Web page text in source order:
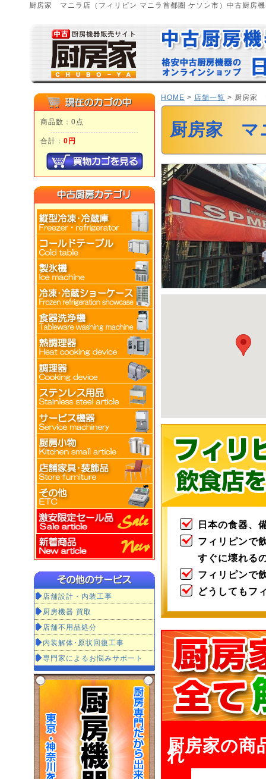
厨房家 マニラ店（フィリピン マニラ首都圏 ケソン市）中古厨房
商品数：0点
合計： 0円
店舗設計・内装工事
厨房機器 買取
店舗不用品処分
内装解体･原状回復工事
専門家によるお悩みサポート
HOME > 店舗一覧 > 厨房家
厨房家 マ
日本の食器、
フィリピンで
すぐに壊れる
フィリピンで
どうしてもフ
厨房家の商
れ